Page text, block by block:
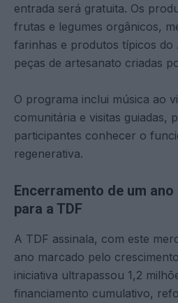
entrada será gratuita. Os
frutas e legumes orgânicos,
farinhas e produtos típicos do
peças de artesanato criadas
O programa inclui música ao
comunitária e visitas guiadas,
participantes conhecer o
regenerativa.
Encerramento de um
para a TDF
A TDF assinala, com este
ano marcado pelo
iniciativa ultrapassou 1,2
financiamento cumulativo,